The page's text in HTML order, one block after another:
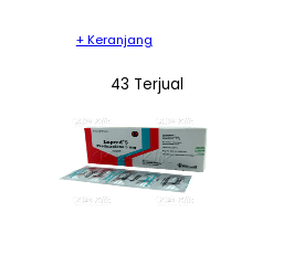
+ Keranjang
43 Terjual